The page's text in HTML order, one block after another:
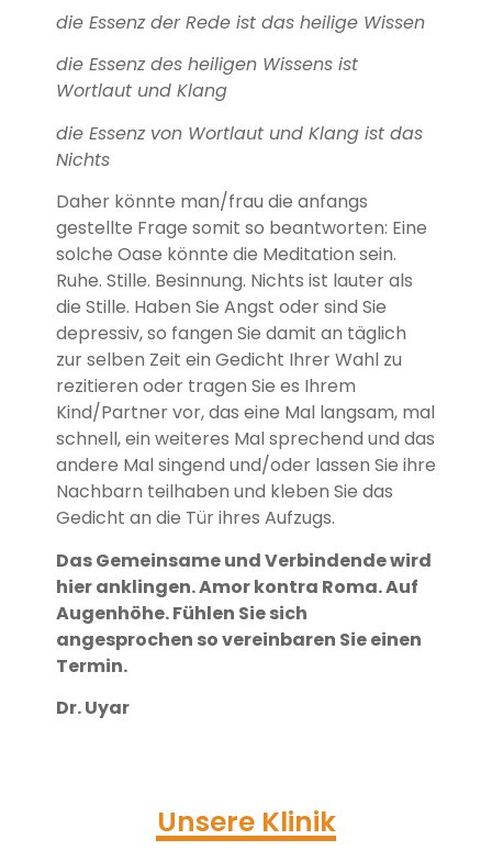
die Essenz der Rede ist das heilige Wissen
die Essenz des heiligen Wissens ist
Wortlaut und Klang
die Essenz von Wortlaut und Klang ist das
Nichts
Daher könnte man/frau die anfangs
gestellte Frage somit so beantworten: Eine
solche Oase könnte die Meditation sein.
Ruhe. Stille. Besinnung. Nichts ist lauter als
die Stille. Haben Sie Angst oder sind Sie
depressiv, so fangen Sie damit an täglich
zur selben Zeit ein Gedicht Ihrer Wahl zu
rezitieren oder tragen Sie es Ihrem
Kind/Partner vor, das eine Mal langsam, mal
schnell, ein weiteres Mal sprechend und das
andere Mal singend und/oder lassen Sie ihre
Nachbarn teilhaben und kleben Sie das
Gedicht an die Tür ihres Aufzugs.
Das Gemeinsame und Verbindende wird
hier anklingen. Amor kontra Roma. Auf
Augenhöhe. Fühlen Sie sich
angesprochen so vereinbaren Sie einen
Termin.
Dr. Uyar
Unsere Klinik